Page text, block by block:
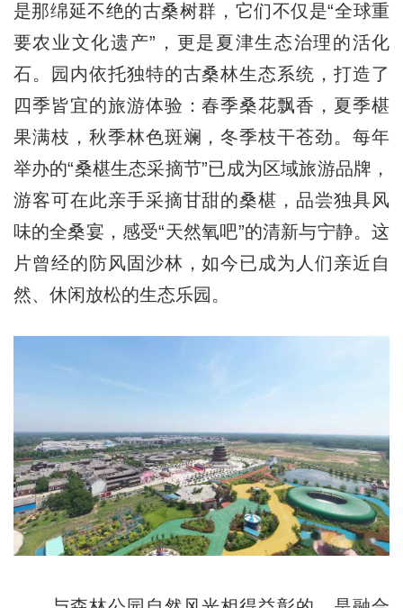
是那绵延不绝的古桑树群，它们不仅是“全球重
要农业文化遗产”，更是夏津生态治理的活化
石。园内依托独特的古桑林生态系统，打造了
四季皆宜的旅游体验：春季桑花飘香，夏季椹
果满枝，秋季林色斑斓，冬季枝干苍劲。每年
举办的“桑椹生态采摘节”已成为区域旅游品牌，
游客可在此亲手采摘甘甜的桑椹，品尝独具风
味的全桑宴，感受“天然氧吧”的清新与宁静。这
片曾经的防风固沙林，如今已成为人们亲近自
然、休闲放松的生态乐园。